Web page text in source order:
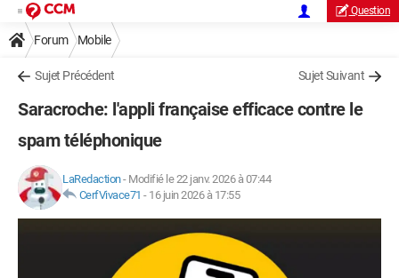
Question
Forum Mobile
Sujet Précédent Sujet Suivant
Saracroche: l'appli française efficace contre le
spam téléphonique
LaRedaction- Modifié le 22 janv. 2026 à 07:44
CerfVivace71 - 16 juin 2026 à 17:55